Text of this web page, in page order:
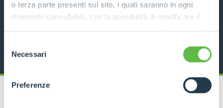
o terza parte presenti sul sito, i quali saranno in ogni
momento consultabili, con la possibilità di modificare il
ogni pagina, selezionare "Modifichi il suo consenso" e
dell'informativa completa nel footer presente in ogni
pagina. Per esercitare i diritti riconosciuti all'interessato ai
delNecessari
Preferenze
DISCOVER MORE
TECHNICAL DATA